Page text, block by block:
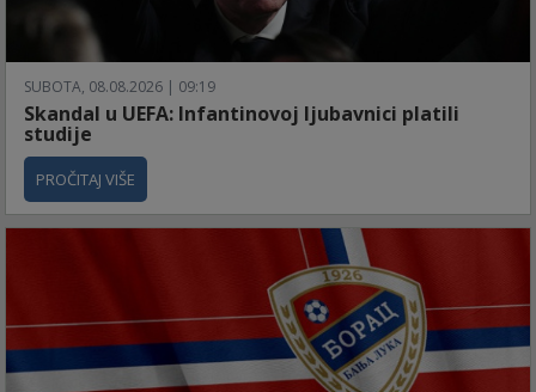
SUBOTA, 08.08.2026 | 09:19
Skandal u UEFA: Infantinovoj ljubavnici platili
studije
PROČITAJ VIŠE